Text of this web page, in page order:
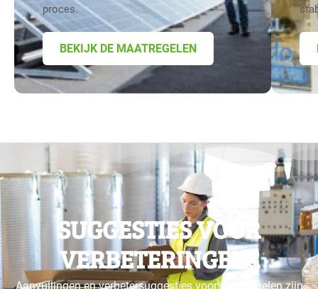
proces.
BEKIJK DE MAATREGELEN
SUGGESTIES VOOR
VERBETERINGEN?
Aanvullingen en verbetersuggesties voor maatregelen zijn